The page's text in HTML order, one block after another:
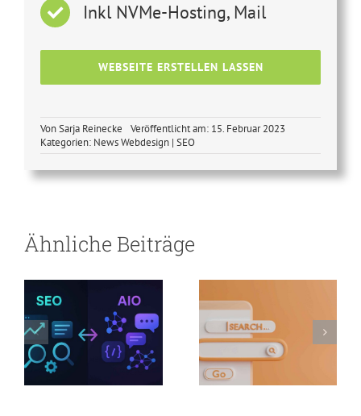
Inkl NVMe-Hosting, Mail
WEBSEITE ERSTELLEN LASSEN
VonSarja Reinecke
Veröffentlicht am: 15. Februar 2023
Kategorien: News Webdesign | SEO
Ähnliche Beiträge
SEO-
Optimierung –
warum jetzt
profitieren